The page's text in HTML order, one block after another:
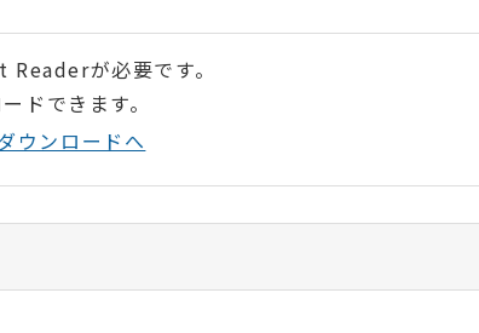
が必要です。
ドできます。
ウンロードへ